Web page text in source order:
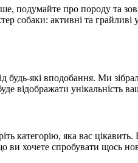
подумайте про породу та
собаки: активні та
які вподобання. Ми
відображати унікальність
категорію, яка вас
ви хочете спробувати щось